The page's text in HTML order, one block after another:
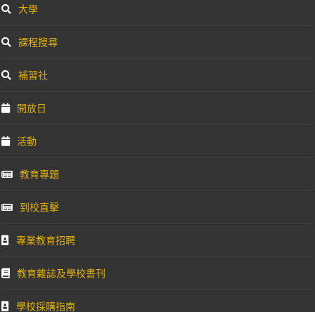
大學
課程搜尋
補習社
開放日
活動
教育專題
到校直擊
專業教育招聘
教育雜誌及學校書刊
學校採購指南